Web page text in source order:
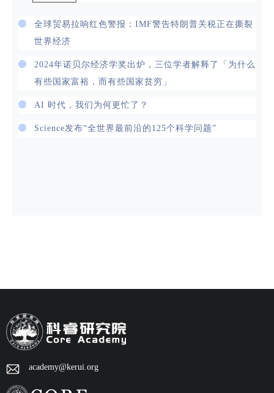
全球贸易拉响红色警报：IMF警告特朗普关税正在撕裂
世界经济
2024年诺贝尔经济学奖出炉，三位学者解释了「为什么
有些国家富裕，而有些国家贫穷」
AI 时代，我们为何更忙了？
Science发布“全世界最前沿的125个科学问题”
academy@kerui.org